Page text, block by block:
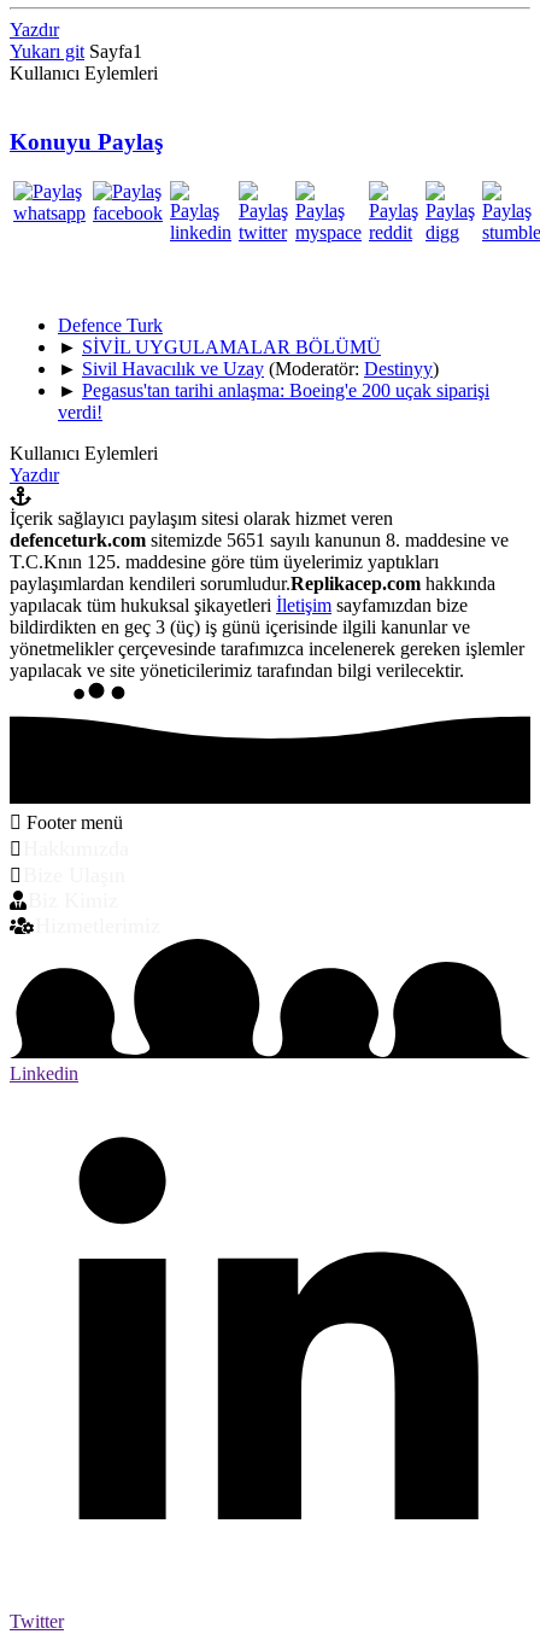
Yazdır
Yukarı git Sayfa1
Kullanıcı Eylemleri
Konuyu Paylaş
Defence Turk
► SİVİL UYGULAMALAR BÖLÜMÜ
► Sivil Havacılık ve Uzay (Moderatör: Destinyy)
► Pegasus'tan tarihi anlaşma: Boeing'e 200 uçak siparişi
verdi!
Kullanıcı Eylemleri
Yazdır
İçerik sağlayıcı paylaşım sitesi olarak hizmet veren
defenceturk.com sitemizde 5651 sayılı kanunun 8. maddesine ve
T.C.Knın 125. maddesine göre tüm üyelerimiz yaptıkları
paylaşımlardan kendileri sorumludur.Replikacep.com hakkında
yapılacak tüm hukuksal şikayetleri İletişim sayfamızdan bize
bildirdikten en geç 3 (üç) iş günü içerisinde ilgili kanunlar ve
yönetmelikler çerçevesinde tarafımızca incelenerek gereken işlemler
yapılacak ve site yöneticilerimiz tarafından bilgi verilecektir.
Footer menü
Linkedin
Twitter